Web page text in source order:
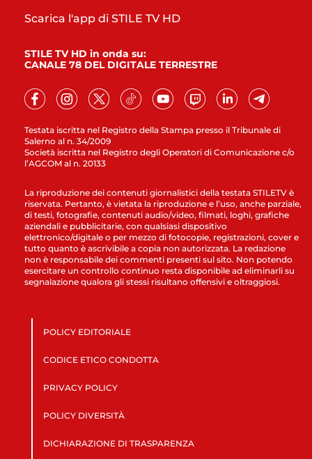
Testata iscritta nel Registro della Stampa presso il Tribunale di
Salerno al n. 34/2009
Società iscritta nel Registro degli Operatori di Comunicazione c/o
l’AGCOM al n. 20133
Scarica l'app di STILE TV HD
STILE TV HD in onda su:
CANALE 78 DEL DIGITALE TERRESTRE
La riproduzione dei contenuti giornalistici della testata STILETV è
riservata. Pertanto, è vietata la riproduzione e l’uso, anche parziale,
di testi, fotografie, contenuti audio/video, filmati, loghi, grafiche
aziendali e pubblicitarie, con qualsiasi dispositivo
elettronico/digitale o per mezzo di fotocopie, registrazioni, cover e
tutto quanto è ascrivibile a copia non autorizzata. La redazione
non è responsabile dei commenti presenti sul sito. Non potendo
esercitare un controllo continuo resta disponibile ad eliminarli su
segnalazione qualora gli stessi risultano offensivi e oltraggiosi.
POLICY EDITORIALE
CODICE ETICO CONDOTTA
PRIVACY POLICY
POLICY DIVERSITÀ
DICHIARAZIONE DI TRASPARENZA